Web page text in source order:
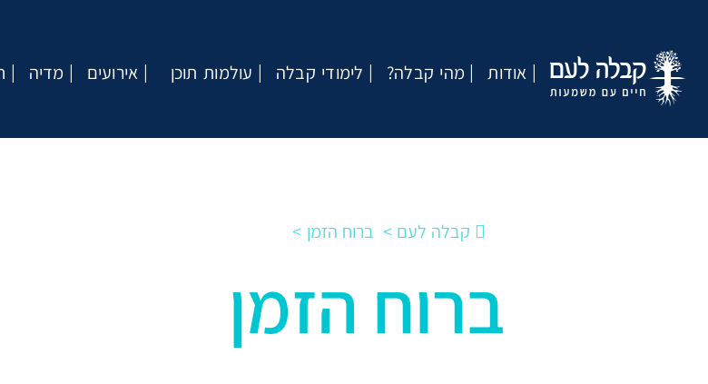
מדיה אירועים עולמות תוכן לימודי קבלה ?מהי קבלה אודות
ברוח הזמן
ברוח הזמן